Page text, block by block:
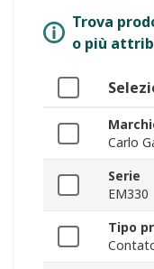
Trova
o più
Carlo
Serie
EM330
Tipo